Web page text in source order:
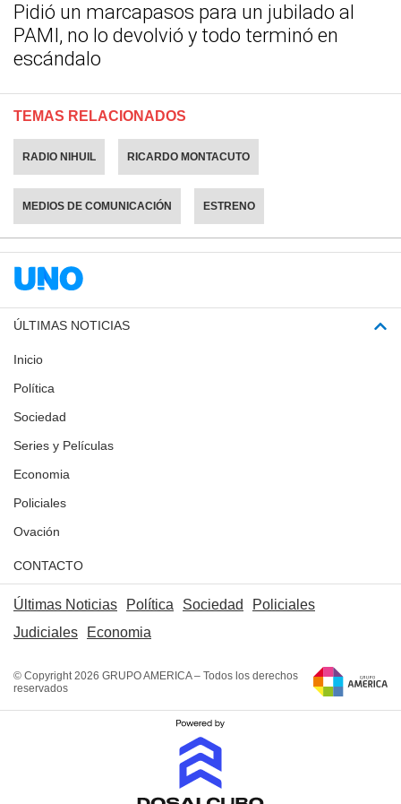
Pidió un marcapasos para un jubilado al
PAMI, no lo devolvió y todo terminó en
escándalo
TEMAS RELACIONADOS
RADIO NIHUIL RICARDO MONTACUTO
MEDIOS DE COMUNICACIÓN ESTRENO
ÚLTIMAS NOTICIAS
Inicio
Política
Sociedad
Series y Películas
Economia
Policiales
Ovación
CONTACTO
Últimas Noticias Política Sociedad
Policiales
Judiciales
Economia
© Copyright 2026 GRUPO AMERICA – Todos los derechos
reservados